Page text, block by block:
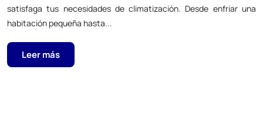
satisfaga tus necesidades de climatización. Desde enfriar una
habitación pequeña hasta...
Leer más